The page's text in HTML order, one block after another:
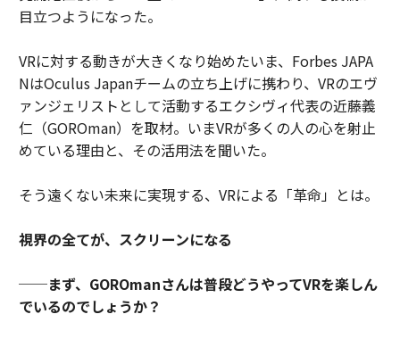
目立つようになった。
VRに対する動きが大きくなり始めたいま、Forbes JAPA
NはOculus Japanチームの立ち上げに携わり、VRのエヴ
ァンジェリストとして活動するエクシヴィ代表の近藤義
仁（GOROman）を取材。いまVRが多くの人の心を射止
めている理由と、その活用法を聞いた。
そう遠くない未来に実現する、VRによる「革命」とは。
視界の全てが、スクリーンになる
──まず、GOROmanさんは普段どうやってVRを楽しん
でいるのでしょうか？